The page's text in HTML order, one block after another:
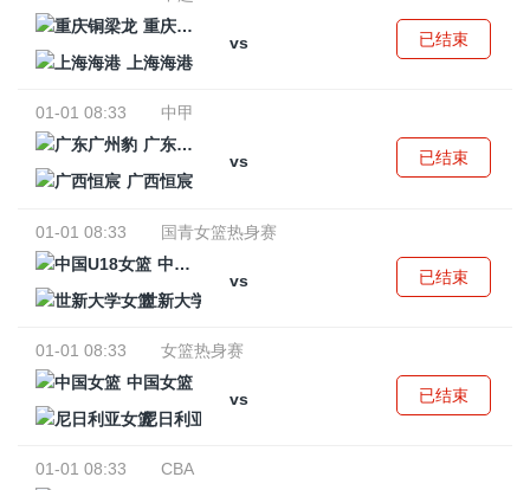
重庆铜梁龙
vs
上海海港
已结束
01-01 08:33
中甲
广东广州豹
vs
广西恒宸
已结束
01-01 08:33
国青女篮热身赛
中国U18女篮
vs
世新大学女篮
已结束
01-01 08:33
女篮热身赛
中国女篮
vs
尼日利亚女篮
已结束
01-01 08:33
CBA